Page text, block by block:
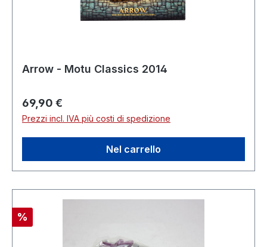
Arrow - Motu Classics 2014
Prezzo normale:
69,90 €
Prezzi incl. IVA più costi di spedizione
Nel carrello
Sconto
%